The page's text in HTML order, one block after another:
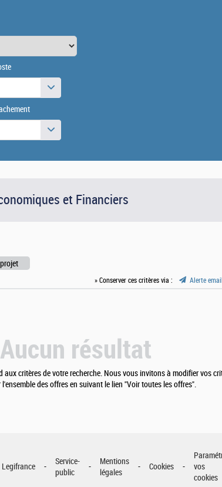
et Financiers
» Conserver ces critères via : Alerte email
Aucun résultat
aux critères de votre recherche. Nous vous invitons à modifier vos
des offres en suivant le lien "Voir toutes les offres".
Legifrance
Service-
public
Mentions
légales
Cookies
vos
cookies